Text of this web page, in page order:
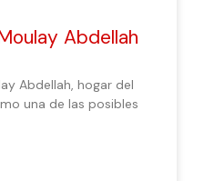
Abdellah
Abdellah, hogar del
una de las posibles